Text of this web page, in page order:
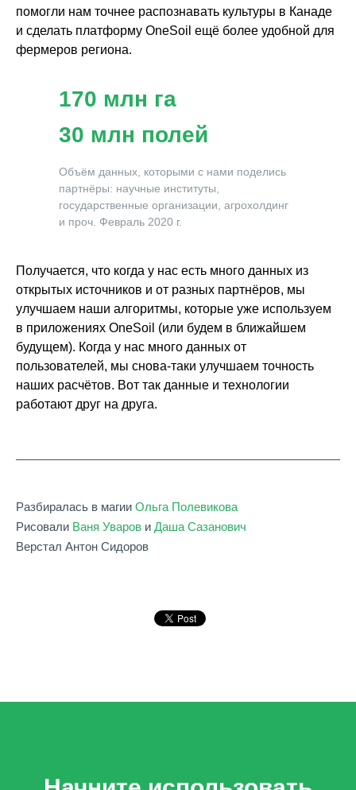
помогли нам точнее распознавать культуры в Канаде
и сделать платформу OneSoil ещё более удобной для
фермеров региона.
170 млн га
30 млн полей
Объём данных, которыми с нами поделись
партнёры: научные институты,
государственные организации, агрохолдинг
и проч. Февраль 2020 г.
Получается, что когда у нас есть много данных из
открытых источников и от разных партнёров, мы
улучшаем наши алгоритмы, которые уже используем
в приложениях OneSoil (или будем в ближайшем
будущем). Когда у нас много данных от
пользователей, мы снова-таки улучшаем точность
наших расчётов. Вот так данные и технологии
работают друг на друга.
Разбиралась в магии Ольга Полевикова
Рисовали Ваня Уваров и Даша Сазанович
Верстал Антон Сидоров